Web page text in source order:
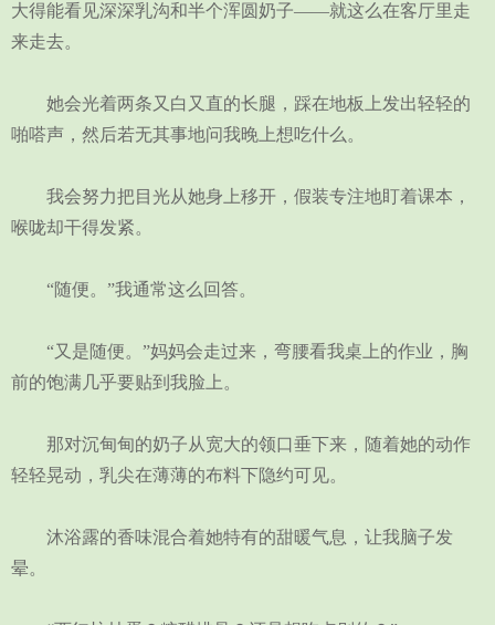
大得能看见深深乳沟和半个浑圆奶子——就这么在客厅里走
来走去。
她会光着两条又白又直的长腿，踩在地板上发出轻轻的
啪嗒声，然后若无其事地问我晚上想吃什么。
我会努力把目光从她身上移开，假装专注地盯着课本，
喉咙却干得发紧。
“随便。”我通常这么回答。
“又是随便。”妈妈会走过来，弯腰看我桌上的作业，胸
前的饱满几乎要贴到我脸上。
那对沉甸甸的奶子从宽大的领口垂下来，随着她的动作
轻轻晃动，乳尖在薄薄的布料下隐约可见。
沐浴露的香味混合着她特有的甜暖气息，让我脑子发
晕。